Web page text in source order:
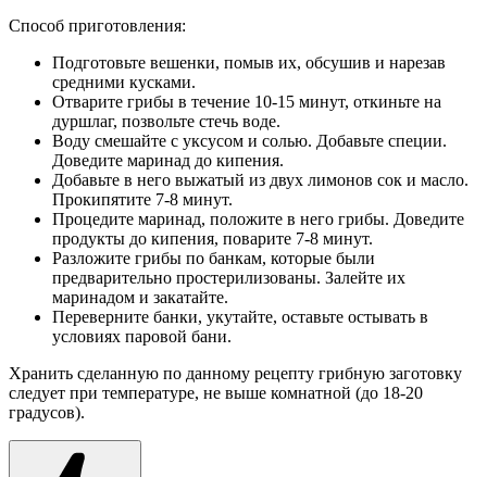
Способ приготовления:
Подготовьте вешенки, помыв их, обсушив и нарезав
средними кусками.
Отварите грибы в течение 10-15 минут, откиньте на
дуршлаг, позвольте стечь воде.
Воду смешайте с уксусом и солью. Добавьте специи.
Доведите маринад до кипения.
Добавьте в него выжатый из двух лимонов сок и масло.
Прокипятите 7-8 минут.
Процедите маринад, положите в него грибы. Доведите
продукты до кипения, поварите 7-8 минут.
Разложите грибы по банкам, которые были
предварительно простерилизованы. Залейте их
маринадом и закатайте.
Переверните банки, укутайте, оставьте остывать в
условиях паровой бани.
Хранить сделанную по данному рецепту грибную заготовку
следует при температуре, не выше комнатной (до 18-20
градусов).